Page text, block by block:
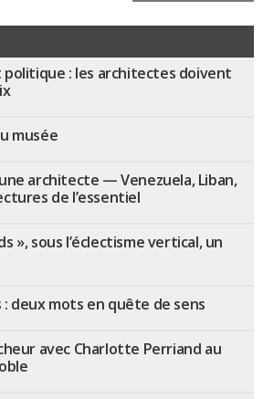
: les architectes doivent
musée
architecte — Venezuela, Liban,
de l’essentiel
», sous l’éclectisme vertical, un
deux mots en quête de sens
avec Charlotte Perriand au